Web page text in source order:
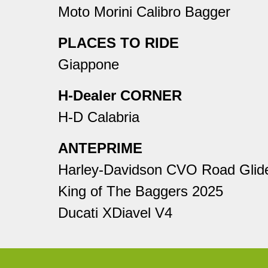
Moto Morini Calibro Bagger
PLACES TO RIDE
Giappone
H-Dealer CORNER
H-D Calabria
ANTEPRIME
Harley-Davidson CVO Road
King of The Baggers 2025
Ducati XDiavel V4